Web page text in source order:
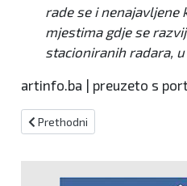
rade se i
mjestima gdje se
stacioniranih radara,
artinfo.ba | preuzeto s
Prethodni članak: Papina
Prethodni